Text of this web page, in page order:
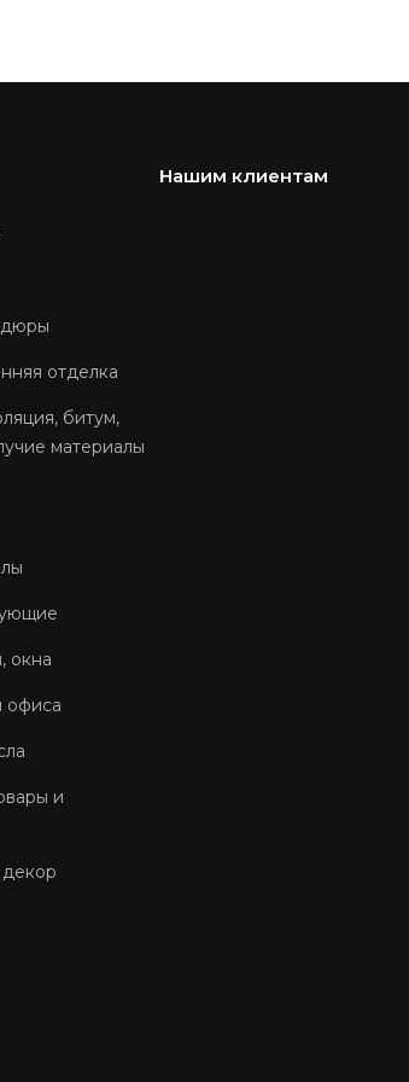
отделка
битум,
материалы
окна
офиса
и
декор
Нашим клиентам